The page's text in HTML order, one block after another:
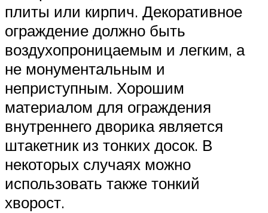
плиты или кирпич. Декоративное
ограждение должно быть
воздухопроницаемым и легким, а
не монументальным и
неприступным. Хорошим
материалом для ограждения
внутреннего дворика является
штакетник из тонких досок. В
некоторых случаях можно
использовать также тонкий
хворост.